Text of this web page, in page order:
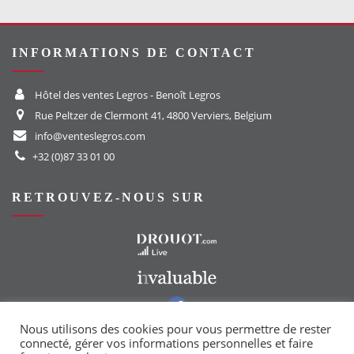
INFORMATIONS DE CONTACT
Hôtel des ventes Legros - Benoît Legros
Rue Peltzer de Clermont 41, 4800 Verviers, Belgium
info@venteslegros.com
+32 (0)87 33 01 00
RETROUVEZ-NOUS SUR
Vers notre groupe Facebook
Nous utilisons des cookies pour vous permettre de rester
connecté, gérer vos informations personnelles et faire